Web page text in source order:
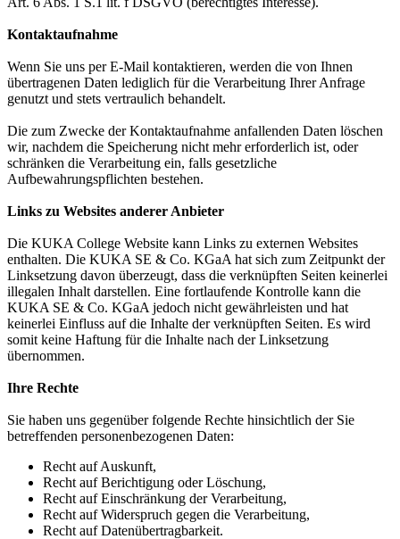
Kontaktaufnahme
Wenn Sie uns per E-Mail kontaktieren, werden die von Ihnen
übertragenen Daten lediglich für die Verarbeitung Ihrer Anfrage
genutzt und stets vertraulich behandelt.
Die zum Zwecke der Kontaktaufnahme anfallenden Daten löschen
wir, nachdem die Speicherung nicht mehr erforderlich ist, oder
schränken die Verarbeitung ein, falls gesetzliche
Aufbewahrungspflichten bestehen.
Links zu Websites anderer Anbieter
Die KUKA College Website kann Links zu externen Websites
enthalten. Die KUKA SE & Co. KGaA hat sich zum Zeitpunkt der
Linksetzung davon überzeugt, dass die verknüpften Seiten keinerlei
illegalen Inhalt darstellen. Eine fortlaufende Kontrolle kann die
KUKA SE & Co. KGaA jedoch nicht gewährleisten und hat
keinerlei Einfluss auf die Inhalte der verknüpften Seiten. Es wird
somit keine Haftung für die Inhalte nach der Linksetzung
übernommen.
Ihre Rechte
Sie haben uns gegenüber folgende Rechte hinsichtlich der Sie
betreffenden personenbezogenen Daten:
Recht auf Auskunft,
Recht auf Berichtigung oder Löschung,
Recht auf Einschränkung der Verarbeitung,
Recht auf Widerspruch gegen die Verarbeitung,
Recht auf Datenübertragbarkeit.